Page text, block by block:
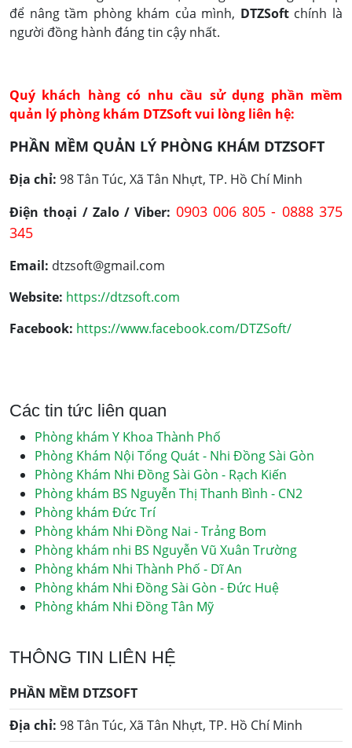
để nâng tầm phòng khám của mình, DTZSoft chính là
người đồng hành đáng tin cậy nhất.
Quý khách hàng có nhu cầu sử dụng phần mềm
quản lý phòng khám DTZSoft vui lòng liên hệ:
PHẦN MỀM QUẢN LÝ PHÒNG KHÁM DTZSOFT
Địa chỉ: 98 Tân Túc, Xã Tân Nhựt, TP. Hồ Chí Minh
Điện thoại / Zalo / Viber: 0903 006 805 - 0888 375
345
Email: dtzsoft@gmail.com
Website: https://dtzsoft.com
Facebook: https://www.facebook.com/DTZSoft/
Các tin tức liên quan
Phòng khám Y Khoa Thành Phố
Phòng Khám Nội Tổng Quát - Nhi Đồng Sài Gòn
Phòng Khám Nhi Đồng Sài Gòn - Rạch Kiến
Phòng khám BS Nguyễn Thị Thanh Bình - CN2
Phòng khám Đức Trí
Phòng khám Nhi Đồng Nai - Trảng Bom
Phòng khám nhi BS Nguyễn Vũ Xuân Trường
Phòng khám Nhi Thành Phố - Dĩ An
Phòng khám Nhi Đồng Sài Gòn - Đức Huệ
Phòng khám Nhi Đồng Tân Mỹ
THÔNG TIN LIÊN HỆ
PHẦN MỀM DTZSOFT
Địa chỉ: 98 Tân Túc, Xã Tân Nhựt, TP. Hồ Chí Minh